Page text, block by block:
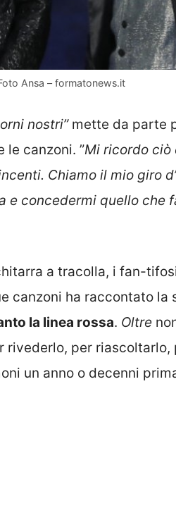
Ansa – formatonews.it
nostri”mette da parte
le canzoni. ”Mi ricordo ciò
Chiamo il mio giro
e concedermi quello che
a tracolla, i fan-
canzoni ha raccontato
la linea rossa. Oltre
rivederlo, per
un anno o decenni